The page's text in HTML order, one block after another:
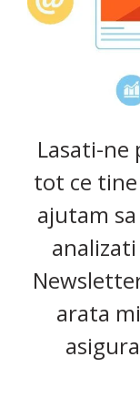
Lasati-ne
tot ce
ajutam
arata